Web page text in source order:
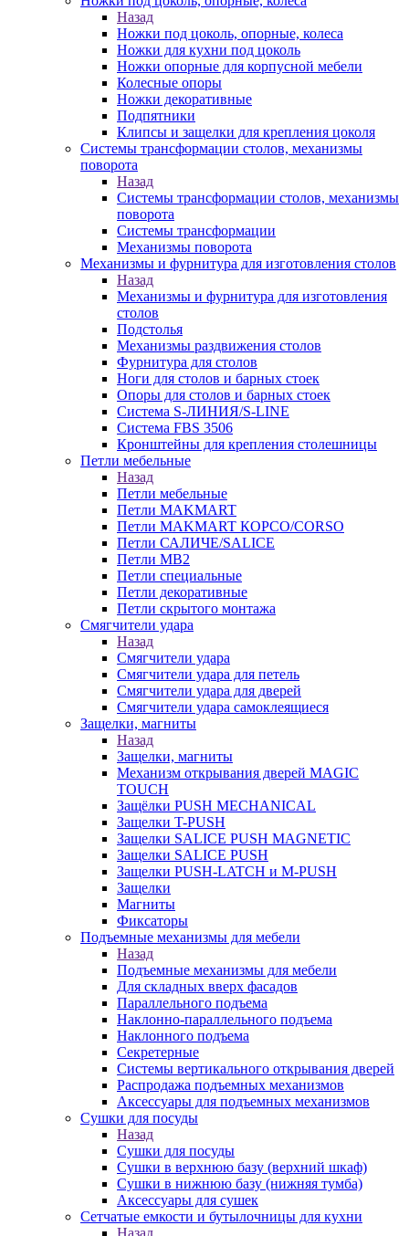
Назад
Ножки под цоколь, опорные, колеса
Ножки для кухни под цоколь
Ножки опорные для корпусной мебели
Колесные опоры
Ножки декоративные
Подпятники
Клипсы и защелки для крепления цоколя
Системы трансформации столов, механизмы
поворота
Назад
Системы трансформации столов, механизмы
поворота
Системы трансформации
Механизмы поворота
Механизмы и фурнитура для изготовления столов
Назад
Механизмы и фурнитура для изготовления
столов
Подстолья
Механизмы раздвижения столов
Фурнитура для столов
Ноги для столов и барных стоек
Опоры для столов и барных стоек
Система S-ЛИНИЯ/S-LINE
Система FBS 3506
Кронштейны для крепления столешницы
Петли мебельные
Назад
Петли мебельные
Петли MAKMART
Петли MAKMART КОРСО/CORSO
Петли САЛИЧЕ/SALICE
Петли MB2
Петли специальные
Петли декоративные
Петли скрытого монтажа
Смягчители удара
Назад
Смягчители удара
Смягчители удара для петель
Смягчители удара для дверей
Cмягчители удара самоклеящиеся
Защелки, магниты
Назад
Защелки, магниты
Механизм открывания дверей MAGIC
TOUCH
Защёлки PUSH MECHANICAL
Защелки T-PUSH
Защелки SALICE PUSH MAGNETIC
Защелки SALICE PUSH
Защелки PUSH-LATCH и M-PUSH
Защелки
Магниты
Фиксаторы
Подъемные механизмы для мебели
Назад
Подъемные механизмы для мебели
Для складных вверх фасадов
Параллельного подъема
Наклонно-параллельного подъема
Наклонного подъема
Секретерные
Системы вертикального открывания дверей
Распродажа подъемных механизмов
Аксессуары для подъемных механизмов
Сушки для посуды
Назад
Сушки для посуды
Сушки в верхнюю базу (верхний шкаф)
Сушки в нижнюю базу (нижняя тумба)
Аксессуары для сушек
Сетчатые емкости и бутылочницы для кухни
Назад